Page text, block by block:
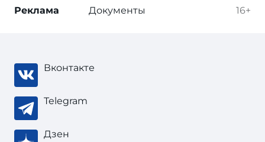
16+
Реклама Документы
Вконтакте
Telegram
Дзен